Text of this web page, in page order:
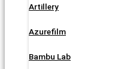
Artillery
Azurefilm
Bambu Lab